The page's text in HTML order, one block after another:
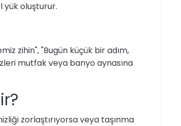
yük oluşturur.
zihin", "Bugün küçük bir adım,
mutfak veya banyo aynasına
zorlaştırıyorsa veya taşınma